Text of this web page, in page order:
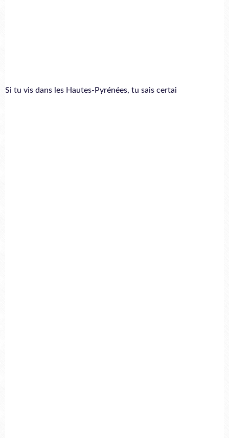
Si tu vis dans les Hautes-Pyrénées, tu sais certai